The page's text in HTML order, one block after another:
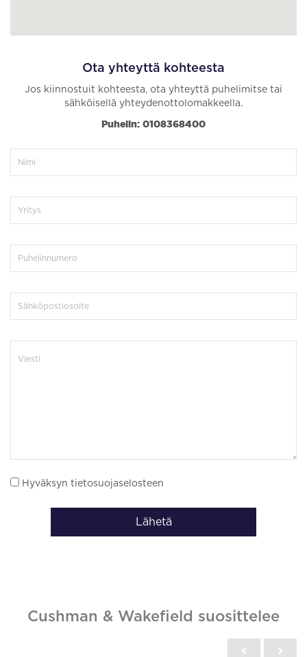
Ota yhteyttä kohteesta
Jos kiinnostuit kohteesta, ota yhteyttä puhelimitse tai
sähköisellä yhteydenottolomakkeella.
Puhelin: 0108368400
Hyväksyn tietosuojaselosteen
Lähetä
Cushman & Wakefield suosittelee